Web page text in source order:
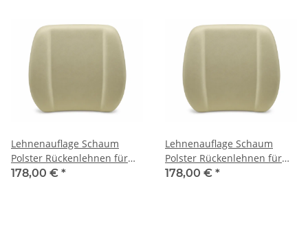
Lehnenauflage Schaum
Polster Rückenlehnen für
Porsche 356-B (BT5-C)
178,00 € *
Lehnenauflage Schaum
Polster Rückenlehnen für
Porsche 356-C (BT6-C)
178,00 € *